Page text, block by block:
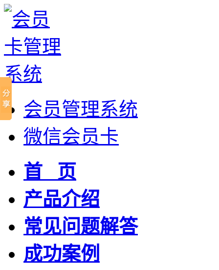
会员管理系统
微信会员卡
首 页
产品介绍
常见问题解答
成功案例